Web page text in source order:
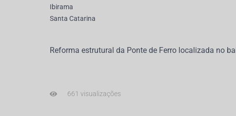
Ibirama
Santa Catarina
Reforma estrutural da Ponte de Ferro localizada no
661 visualizações